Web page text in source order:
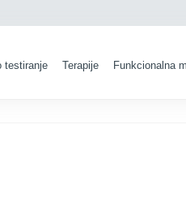
testiranje Terapije Funkcionalna